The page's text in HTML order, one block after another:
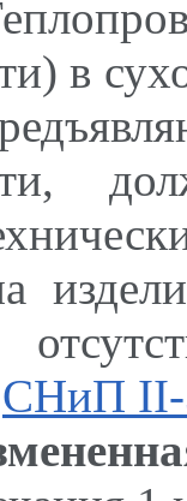
в
СНиП